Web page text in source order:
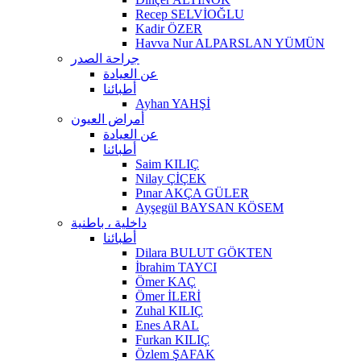
Recep SELVİOĞLU
Kadir ÖZER
Havva Nur ALPARSLAN YÜMÜN
جراحة الصدر
عن العيادة
أطبائنا
Ayhan YAHŞİ
أمراض العيون
عن العيادة
أطبائنا
Saim KILIÇ
Nilay ÇİÇEK
Pınar AKÇA GÜLER
Ayşegül BAYSAN KÖSEM
داخلية ، باطنية
أطبائنا
Dilara BULUT GÖKTEN
İbrahim TAYCI
Ömer KAÇ
Ömer İLERİ
Zuhal KILIÇ
Enes ARAL
Furkan KILIÇ
Özlem ŞAFAK